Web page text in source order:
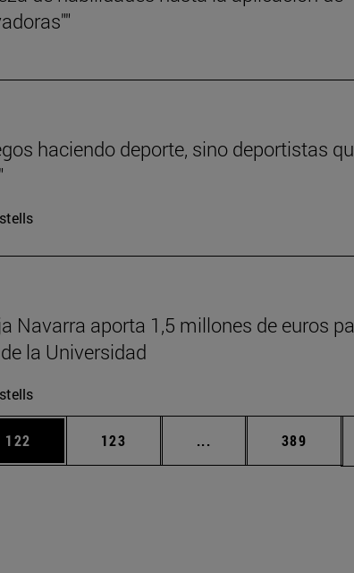
haciendo deporte, sino deportistas
Navarra aporta 1,5 millones de euros
la Universidad
para desplazarse.
Página
122 Página
123 ... Páginas intermedias
Página
389